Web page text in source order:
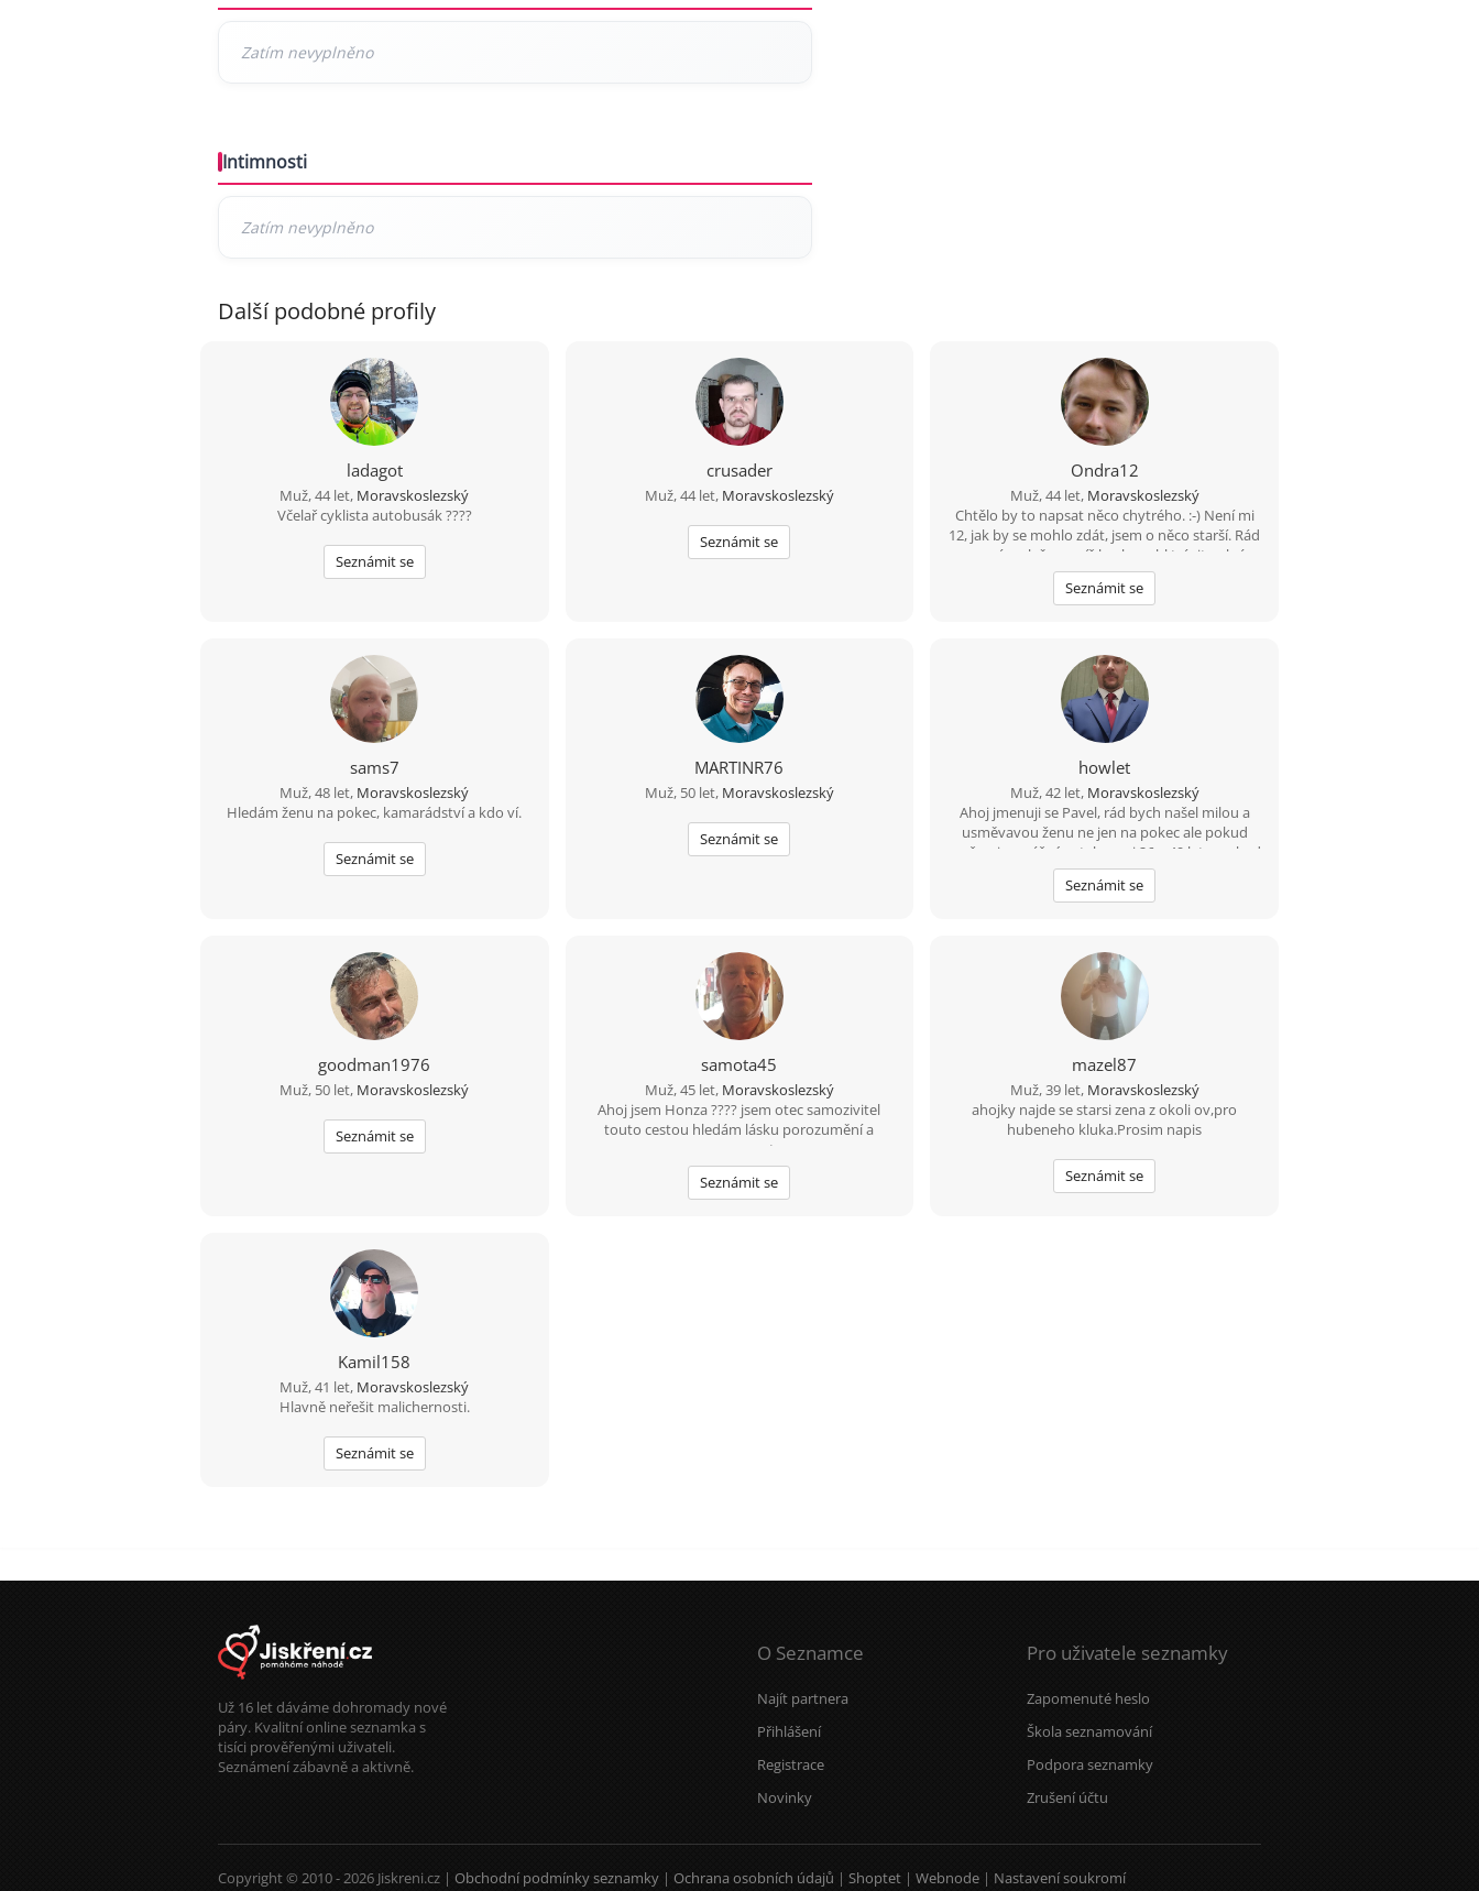
Intimnosti
Další podobné profily
ladagot
Muž, 44 let, Moravskoslezský
Včelař cyklista autobusák ????
Seznámit se
crusader
Muž, 44 let, Moravskoslezský
Seznámit se
Ondra12
Muž, 44 let, Moravskoslezský
Chtělo by to napsat něco chytrého. :-) Není mi
12, jak by se mohlo zdát, jsem o něco starší. Rád
poznám slečnu s níž bych mohl trávit volné
chvíle ve společnosti přátel či o samotě, ať už
procházkami v přírodě, jízdou na kole,
Seznámit se
sams7
Muž, 48 let, Moravskoslezský
Hledám ženu na pokec, kamarádství a kdo ví.
Seznámit se
MARTINR76
Muž, 50 let, Moravskoslezský
Seznámit se
howlet
Muž, 42 let, Moravskoslezský
Ahoj jmenuji se Pavel, rád bych našel milou a
usměvavou ženu ne jen na pokec ale pokud
možno i na vážný vztah mezi 26 a 49 lety, pokud
budeš chtít ozvi se, budu moc rád
Seznámit se
goodman1976
Muž, 50 let, Moravskoslezský
Seznámit se
samota45
Muž, 45 let, Moravskoslezský
Ahoj jsem Honza ???? jsem otec samozivitel
touto cestou hledám lásku porozumění a
upsymnost.
Seznámit se
mazel87
Muž, 39 let, Moravskoslezský
ahojky najde se starsi zena z okoli ov,pro
hubeneho kluka.Prosim napis
Seznámit se
Kamil158
Muž, 41 let, Moravskoslezský
Hlavně neřešit malichernosti.
Seznámit se
Už 16 let dáváme dohromady nové
páry. Kvalitní online seznamka s
tisíci prověřenými uživateli.
Seznámení zábavně a aktivně.
O Seznamce
Najít partnera
Přihlášení
Registrace
Novinky
Pro uživatele seznamky
Zapomenuté heslo
Škola seznamování
Podpora seznamky
Zrušení účtu
Copyright © 2010 - 2026 Jiskreni.cz | Obchodní podmínky seznamky | Ochrana osobních údajů | Shoptet | Webnode | Nastavení soukromí